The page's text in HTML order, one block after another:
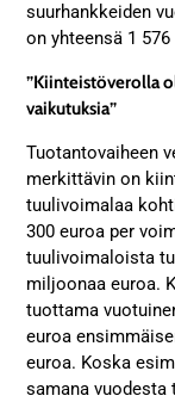
suurhankkeiden
on yhteensä 1
”Kiinteistöverolla
vaikutuksia”
Tuotantovaiheen
merkittävin on
tuulivoimalaa
300 euroa per
tuulivoimaloista
miljoonaa euroa.
tuottama
euroa
euroa. Koska
samana